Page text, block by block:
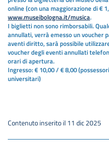
online (con una maggiorazione di €
www.museibologna.it/musica.
I biglietti non sono rimborsabili.
annullati, verrà emesso un voucher
aventi diritto, sarà possibile
voucher degli eventi annullati
orari di apertura.
Ingresso: € 10,00 / € 8,00
universitari)
Contenuto inserito il 11 dic 2025